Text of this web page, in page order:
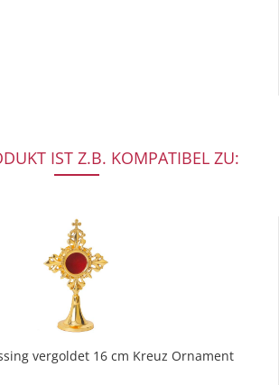
IST Z.B. KOMPATIBEL ZU:
vergoldet 16 cm Kreuz Ornament